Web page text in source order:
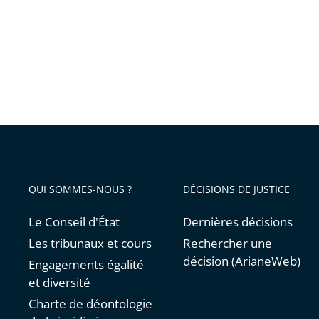
QUI SOMMES-NOUS ?
Le Conseil d'État
Les tribunaux et cours
Engagements égalité
et diversité
Charte de déontologie
DÉCISIONS DE JUSTICE
Dernières décisions
Rechercher une
décision (ArianeWeb)